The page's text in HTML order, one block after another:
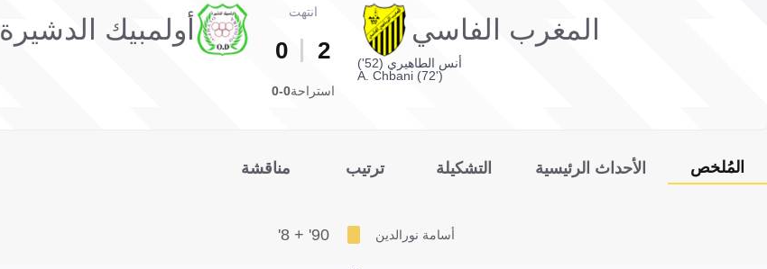
المغرب الفاسي
أنس الطاهيري (52')
A. Chbani (72')
انتهت
2
0
أولمبيك الدشيرة
استراحة0-0
المُلخص الأحداث الرئيسية التشكيلة ترتيب مناقشة
أسامة نورالدين 90' + 8'